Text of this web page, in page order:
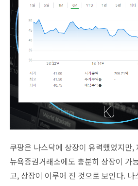
쿠팡은 나스닥에 상장이 유력했었지만,
뉴욕증권거래소에도 충분히 상장이 가
고, 상장이 이루어 진 것으로 보인다. 나